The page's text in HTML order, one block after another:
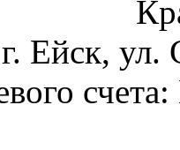
Ейск, ул.